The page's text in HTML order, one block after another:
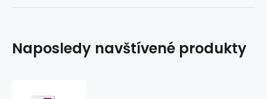
Naposledy navštívené produkty